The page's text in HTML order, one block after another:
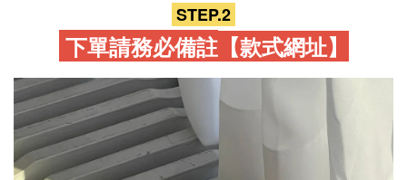
STEP.2
下單請務必備註【款式網址】